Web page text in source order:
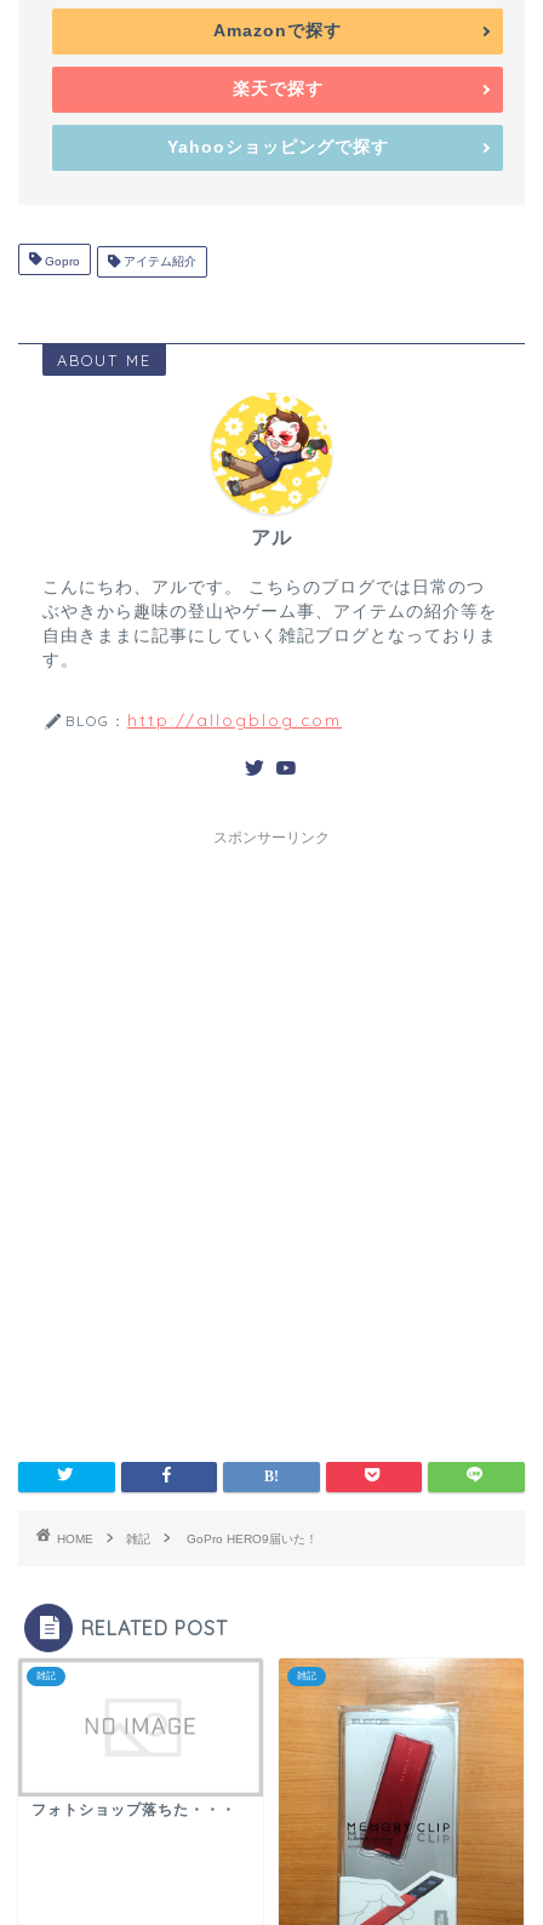
Amazonで探す
楽天で探す
Yahooショッピングで探す
Gopro アイテム紹介
ABOUT ME
アル
こんにちわ、アルです。 こちらのブログでは日常のつ
ぶやきから趣味の登山やゲーム事、アイテムの紹介等を
自由きままに記事にしていく雑記ブログとなっておりま
す。
BLOG： http://allogblog.com
スポンサーリンク
HOME 雑記 GoPro HERO9届いた！
RELATED POST
雑記
フォトショップ落ちた・・・
雑記